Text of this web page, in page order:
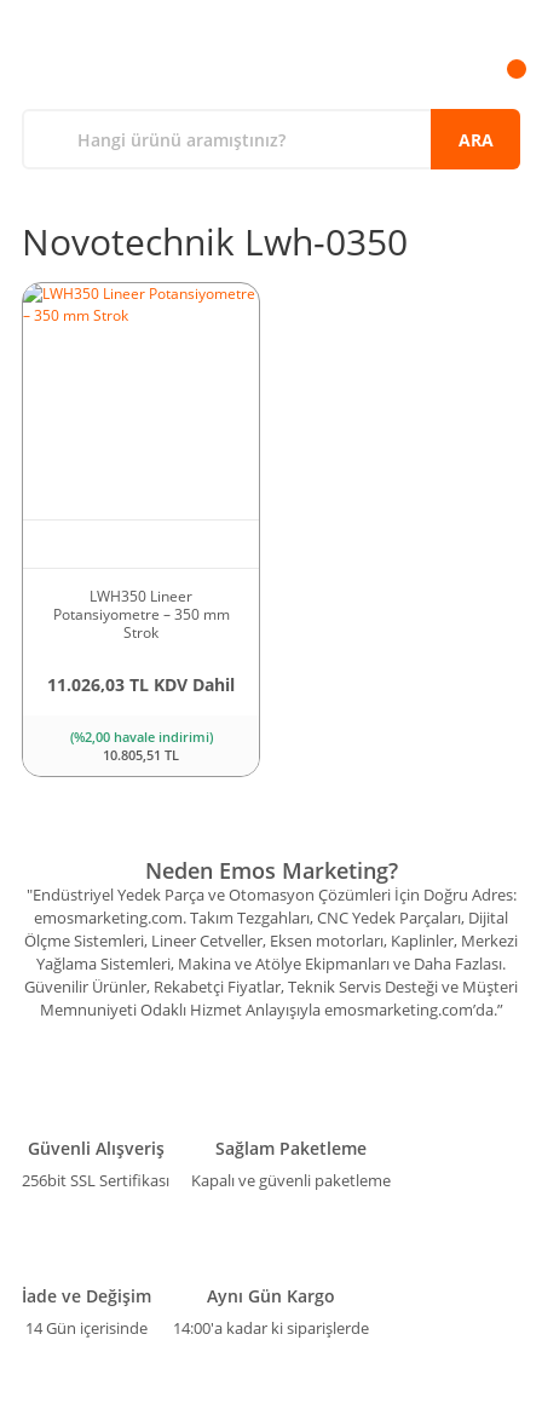
ARA
Novotechnik Lwh-0350
LWH350 Lineer
Potansiyometre – 350 mm
Strok
11.026,03 TL KDV Dahil
(%2,00 havale indirimi)
10.805,51 TL
Neden Emos Marketing?
"Endüstriyel Yedek Parça ve Otomasyon Çözümleri İçin Doğru Adres:
emosmarketing.com. Takım Tezgahları, CNC Yedek Parçaları, Dijital
Ölçme Sistemleri, Lineer Cetveller, Eksen motorları, Kaplinler, Merkezi
Yağlama Sistemleri, Makina ve Atölye Ekipmanları ve Daha Fazlası.
Güvenilir Ürünler, Rekabetçi Fiyatlar, Teknik Servis Desteği ve Müşteri
Memnuniyeti Odaklı Hizmet Anlayışıyla emosmarketing.com’da.”
Güvenli Alışveriş
256bit SSL Sertifikası
Sağlam Paketleme
Kapalı ve güvenli paketleme
İade ve Değişim
14 Gün içerisinde
Aynı Gün Kargo
14:00'a kadar ki siparişlerde